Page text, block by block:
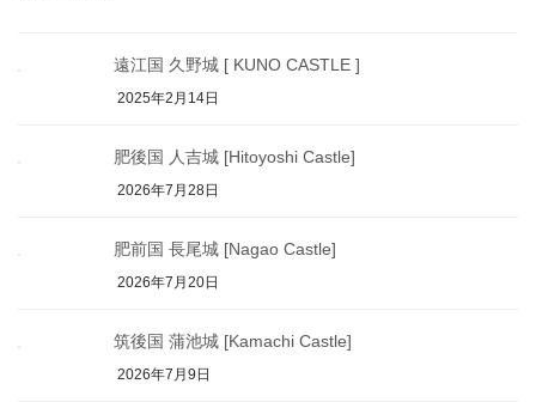
遠江国 久野城 [ KUNO CASTLE ]
2025年2月14日
肥後国 人吉城 [Hitoyoshi Castle]
2026年7月28日
肥前国 長尾城 [Nagao Castle]
2026年7月20日
筑後国 蒲池城 [Kamachi Castle]
2026年7月9日